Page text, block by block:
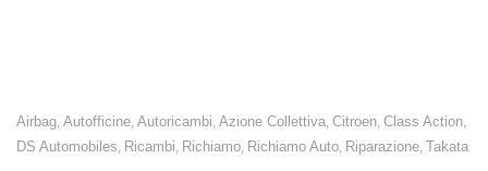
Airbag, Autofficine, Autoricambi, Azione Collettiva, Citroen, Class Action,
DS Automobiles, Ricambi, Richiamo, Richiamo Auto, Riparazione, Takata